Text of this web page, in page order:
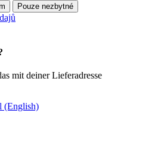
Pouze nezbytné
mit deiner Lieferadresse
(English)